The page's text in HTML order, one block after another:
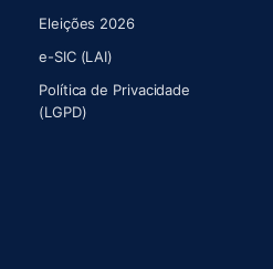
Eleições 2026
e-SIC (LAI)
Política de Privacidade
(LGPD)